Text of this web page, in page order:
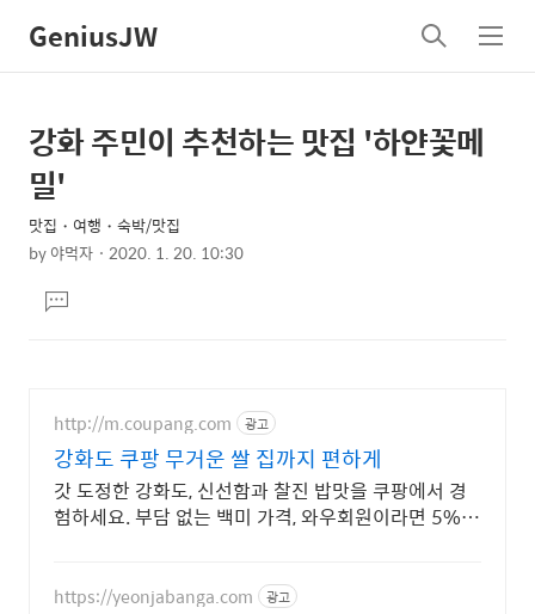
GeniusJW
검
색
메
뉴
상
세
컨
텐
본
문
제
목
강화 주민이 추천하는 맛집 '하얀꽃메
밀'
맛집・여행・숙박/맛집
by야먹자 2020. 1. 20. 10:30
문댓
글
http://m.coupang.com 광고
강화도 쿠팡 무거운 쌀 집까지 편하게
갓 도정한 강화도, 신선함과 찰진 밥맛을 쿠팡에서 경
험하세요. 부담 없는 백미 가격, 와우회원이라면 5%
https://yeonjabanga.com 광고